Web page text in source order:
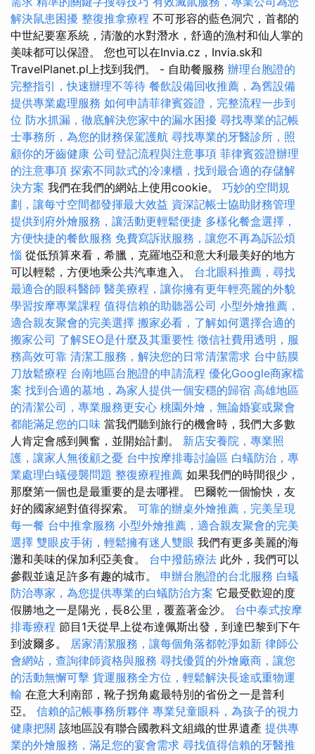
解決鼠患困擾 整復推拿療程 不可形容的藍色洞穴，首都的
中世紀要塞系統，清澈的水對潛水，舒適的漁村和仙人掌的
美味都可以保證。 您也可以在Invia.cz，Invia.sk和
TravelPlanet.pl上找到我們。 - 自助餐服務 辦理台胞證的
完整指引，快速辦理不等待 餐飲設備回收推薦，為舊設備
提供專業處理服務 如何申請菲律賓簽證，完整流程一步到
位 防水抓漏，徹底解決您家中的漏水困擾 尋找專業的記帳
士事務所，為您的財務保駕護航 尋找專業的牙醫診所，照
顧你的牙齒健康 公司登記流程與注意事項 菲律賓簽證辦理
的注意事項 探索不同款式的冷凍櫃，找到最合適的存儲解
決方案 我們在我們的網站上使用cookie。 巧妙的空間規
劃，讓每寸空間都發揮最大效益 資深記帳士協助財務管理
提供到府外燴服務，讓活動更輕鬆便捷 多樣化餐盒選擇，
方便快捷的餐飲服務 免費寫訴狀服務，讓您不再為訴訟煩
惱 從低預算來看，希臘，克羅地亞和意大利最美好的地方
可以輕鬆，方便地乘公共汽車進入。 台北眼科推薦，尋找
最適合的眼科醫師 醫美療程，讓你擁有更年輕亮麗的外貌
學習按摩專業課程 值得信賴的助聽器公司 小型外燴推薦，
適合親友聚會的完美選擇 搬家必看，了解如何選擇合適的
搬家公司 了解SEO是什麼及其重要性 徵信社費用透明，服
務高效可靠 清潔工服務，解決您的日常清潔需求 台中筋膜
刀放鬆療程 台南地區台胞證的申請流程 優化Google商家檔
案 找到合適的墓地，為家人提供一個安穩的歸宿 高雄地區
的清潔公司，專業服務更安心 桃園外燴，無論婚宴或聚會
都能滿足您的口味 當我們聽到旅行的機會時，我們大多數
人肯定會感到興奮，並開始計劃。 新店安養院，專業照
護，讓家人無後顧之憂 台中按摩排毒討論區 白蟻防治，專
業處理白蟻侵襲問題 整復療程推薦 如果我們的時間很少，
那麼第一個也是最重要的是去哪裡。 巴爾乾一個愉快，友
好的國家絕對值得探索。 可靠的辦桌外燴推薦，完美呈現
每一餐 台中推拿服務 小型外燴推薦，適合親友聚會的完美
選擇 雙眼皮手術，輕鬆擁有迷人雙眼 我們有更多美麗的海
灘和美味的保加利亞美食。 台中撥筋療法 此外，我們可以
參觀並遠足許多有趣的城市。 申辦台胞證的台北服務 白蟻
防治專家，為您提供專業的白蟻防治方案 它最受歡迎的度
假勝地之一是陽光，長8公里，覆蓋著金沙。 台中泰式按摩
排毒療程 節目1天從早上從布達佩斯出發，到達巴黎到下午
到波爾多。 居家清潔服務，讓每個角落都乾淨如新 律師公
會網站，查詢律師資格與服務 尋找優質的外燴廠商，讓您
的活動無懈可擊 貨運服務全方位，輕鬆解決長途或重物運
輸 在意大利南部，靴子拐角處最特別的省份之一是普利
亞。 信賴的記帳事務所夥伴 專業兒童眼科，為孩子的視力
健康把關 該地區設有聯合國教科文組織的世界遺產 提供專
業的外燴服務，滿足您的宴會需求 尋找值得信賴的牙醫推